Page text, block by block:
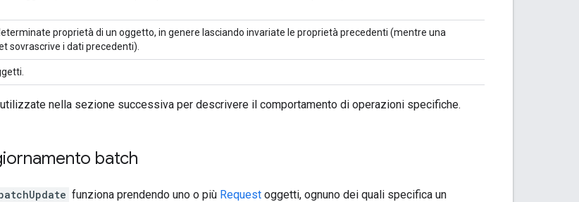
proprietà di un oggetto, in genere lasciando invariate le proprietà precedenti (mentre una
sovrascrive i dati precedenti).
utilizzate nella sezione successiva per descrivere il comportamento di operazioni specifiche.
batch
funziona prendendo uno o più Request oggetti, ognuno dei quali specifica un